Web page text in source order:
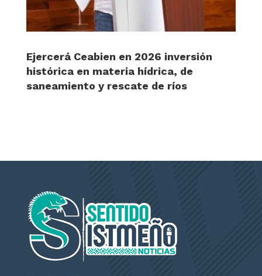
Ejercerá Ceabien en 2026 inversión
histórica en materia hídrica, de
saneamiento y rescate de ríos